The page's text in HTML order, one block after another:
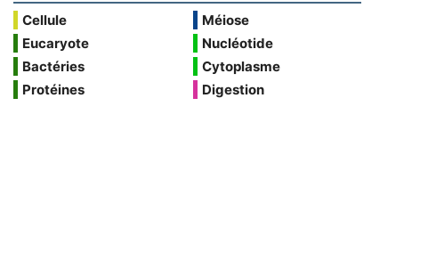
Cellule
Eucaryote
Bactéries
Protéines
Méiose
Nucléotide
Cytoplasme
Digestion